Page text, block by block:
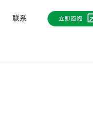
联系 立即咨询